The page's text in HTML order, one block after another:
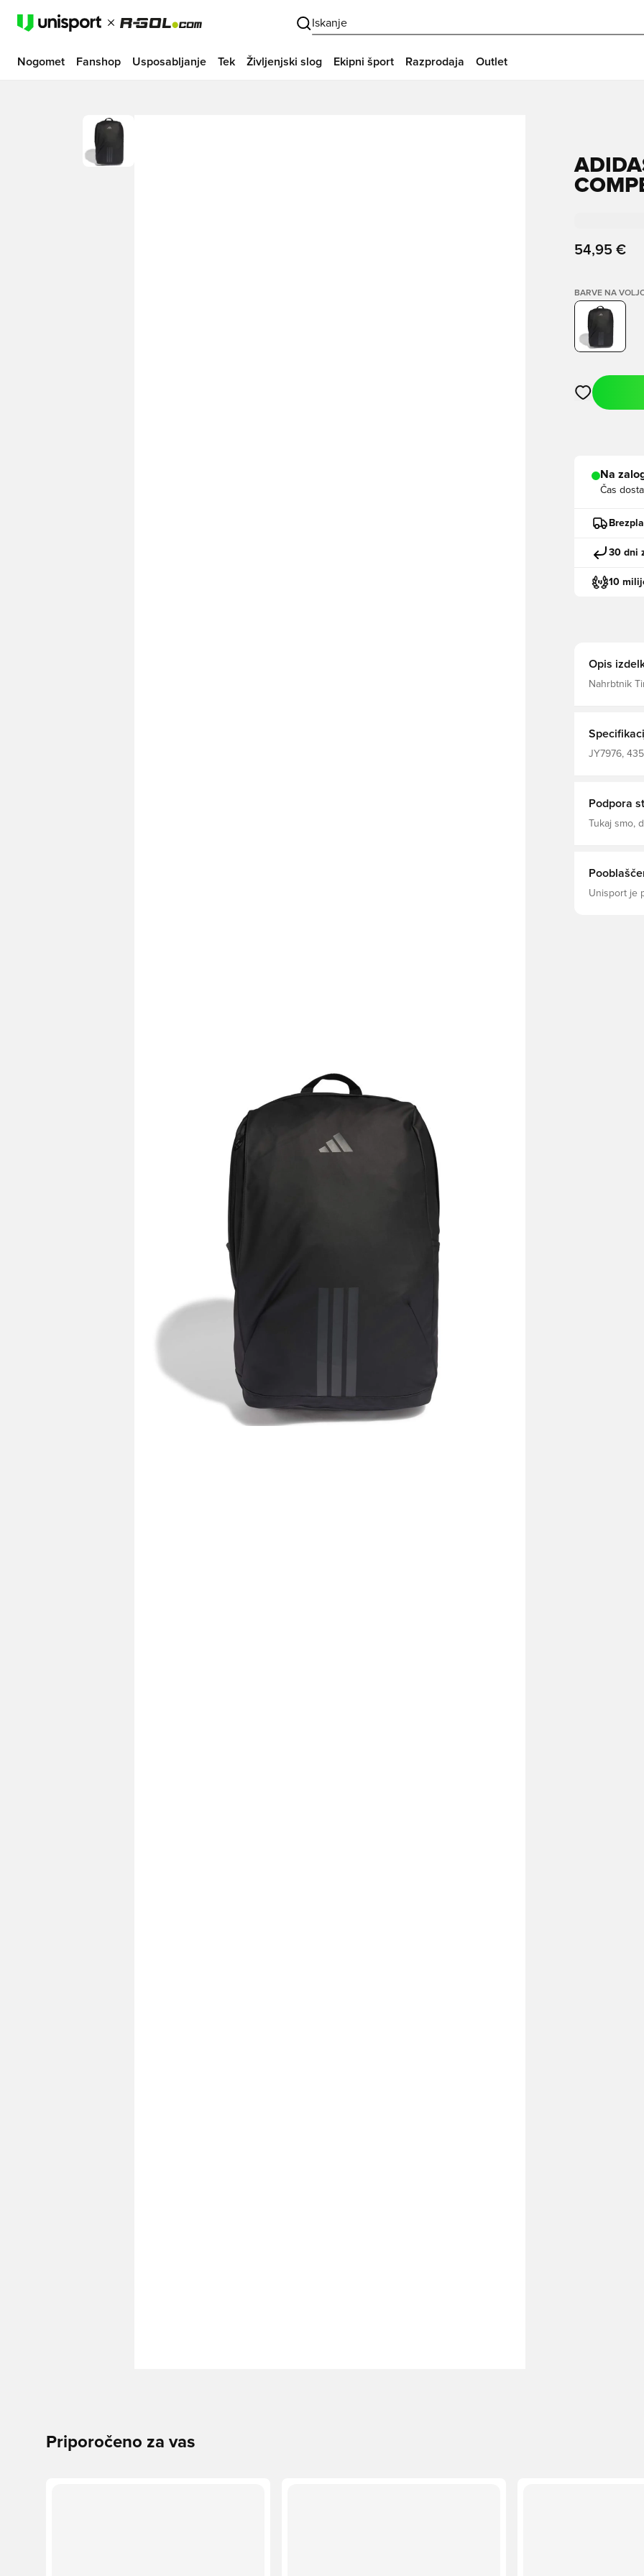
Iskanje
Nogomet Fanshop Usposabljanje Tek Življenjski slog Ekipni šport Razprodaja Outlet
54,95 €
BARVE NA
Odpre
Na
Čas
30 dni
10
Opis
Nahrbtnik
opremo,
dostop in
motenj.
JY7976,
Podpora
Tukaj smo,
Unisport je
Priporočeno za vas